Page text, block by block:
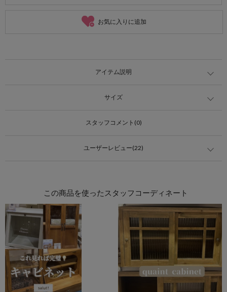
お気に入りに追加
アイテム説明
サイズ
スタッフコメント(0)
ユーザーレビュー(22)
この商品を使ったスタッフコーディネート